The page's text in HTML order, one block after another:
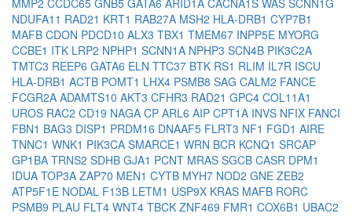
MMP2 CCDC65 GNB5 GATA6 ARID1A CACNA1S WAS SCNN1G
NDUFA11 RAD21 KRT1 RAB27A MSH2 HLA-DRB1 CYP7B1
MAFB CDON PDCD10 ALX3 TBX1 TMEM67 INPP5E MYORG
CCBE1 ITK LRP2 NPHP1 SCNN1A NPHP3 SCN4B PIK3C2A
TMTC3 REEP6 GATA6 ELN TTC37 BTK RS1 RLIM IL7R ISCU
HLA-DRB1 ACTB POMT1 LHX4 PSMB8 SAG CALM2 FANCE
FCGR2A ADAMTS10 AKT3 CFHR3 RAD21 GPC4 COL11A1
UROS RAC2 CD19 NAGA CP ARL6 AIP CPT1A INVS NFIX FANCI
FBN1 BAG3 DISP1 PRDM16 DNAAF5 FLRT3 NF1 FGD1 AIRE
TNNC1 WNK1 PIK3CA SMARCE1 WRN BCR KCNQ1 SRCAP
GP1BA TRNS2 SDHB GJA1 PCNT MRAS SGCB CASR DPM1
IDUA TOP3A ZAP70 MEN1 CYTB MYH7 NOD2 GNE ZEB2
ATP5F1E NODAL F13B LETM1 USP9X KRAS MAFB RORC
PSMB9 PLAU FLT4 WNT4 TBCK ZNF469 FMR1 COX6B1 UBAC2